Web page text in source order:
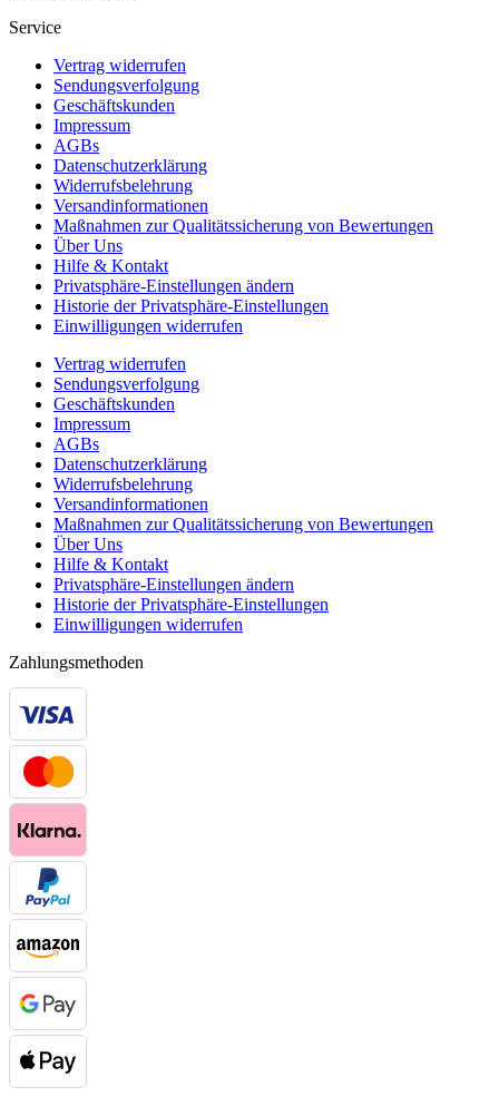
Service
Vertrag widerrufen
Sendungsverfolgung
Geschäftskunden
Impressum
AGBs
Datenschutzerklärung
Widerrufsbelehrung
Versandinformationen
Maßnahmen zur Qualitätssicherung von Bewertungen
Über Uns
Hilfe & Kontakt
Privatsphäre-Einstellungen ändern
Historie der Privatsphäre-Einstellungen
Einwilligungen widerrufen
Vertrag widerrufen
Sendungsverfolgung
Geschäftskunden
Impressum
AGBs
Datenschutzerklärung
Widerrufsbelehrung
Versandinformationen
Maßnahmen zur Qualitätssicherung von Bewertungen
Über Uns
Hilfe & Kontakt
Privatsphäre-Einstellungen ändern
Historie der Privatsphäre-Einstellungen
Einwilligungen widerrufen
Zahlungsmethoden